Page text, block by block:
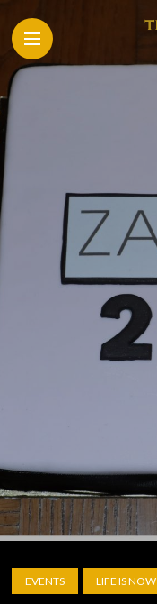
EVENTS LIFE IS NOW